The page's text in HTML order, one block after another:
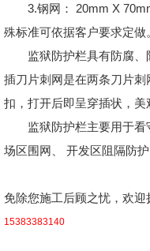
3.钢网： 20mm X
殊标准可依据客户要求定做
监狱防护栏具有防腐、
插刀片刺网是在两条刀片
扣，打开后即呈穿插状，美
监狱防护栏主要用于看
场区围网、 开发区阻隔防护
免除您施工后顾之忧，欢迎
15383383140